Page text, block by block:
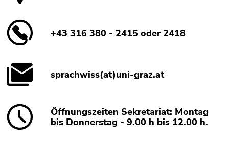
+43 316 380 - 2415 oder 2418
sprachwiss(at)uni-graz.at
Öffnungszeiten Sekretariat: Montag
bis Donnerstag - 9.00 h bis 12.00 h.